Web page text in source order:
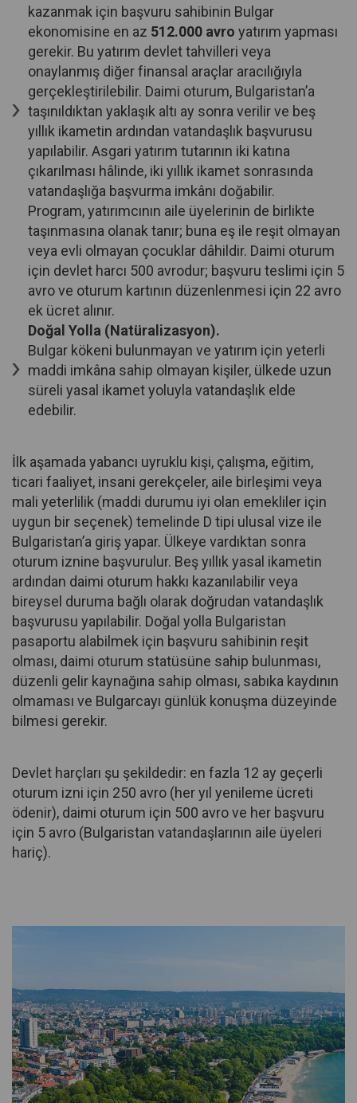
kazanmak için başvuru sahibinin Bulgar
ekonomisine en az 512.000 avro yatırım yapması
gerekir. Bu yatırım devlet tahvilleri veya
onaylanmış diğer finansal araçlar aracılığıyla
gerçekleştirilebilir. Daimi oturum, Bulgaristan’a
taşınıldıktan yaklaşık altı ay sonra verilir ve beş
yıllık ikametin ardından vatandaşlık başvurusu
yapılabilir. Asgari yatırım tutarının iki katına
çıkarılması hâlinde, iki yıllık ikamet sonrasında
vatandaşlığa başvurma imkânı doğabilir.
Program, yatırımcının aile üyelerinin de birlikte
taşınmasına olanak tanır; buna eş ile reşit olmayan
veya evli olmayan çocuklar dâhildir. Daimi oturum
için devlet harcı 500 avrodur; başvuru teslimi için 5
avro ve oturum kartının düzenlenmesi için 22 avro
ek ücret alınır.
Doğal Yolla (Natüralizasyon).
Bulgar kökeni bulunmayan ve yatırım için yeterli
maddi imkâna sahip olmayan kişiler, ülkede uzun
süreli yasal ikamet yoluyla vatandaşlık elde
edebilir.
İlk aşamada yabancı uyruklu kişi, çalışma, eğitim,
ticari faaliyet, insani gerekçeler, aile birleşimi veya
mali yeterlilik (maddi durumu iyi olan emekliler için
uygun bir seçenek) temelinde D tipi ulusal vize ile
Bulgaristan’a giriş yapar. Ülkeye vardıktan sonra
oturum iznine başvurulur. Beş yıllık yasal ikametin
ardından daimi oturum hakkı kazanılabilir veya
bireysel duruma bağlı olarak doğrudan vatandaşlık
başvurusu yapılabilir. Doğal yolla Bulgaristan
pasaportu alabilmek için başvuru sahibinin reşit
olması, daimi oturum statüsüne sahip bulunması,
düzenli gelir kaynağına sahip olması, sabıka kaydının
olmaması ve Bulgarcayı günlük konuşma düzeyinde
bilmesi gerekir.
Devlet harçları şu şekildedir: en fazla 12 ay geçerli
oturum izni için 250 avro (her yıl yenileme ücreti
ödenir), daimi oturum için 500 avro ve her başvuru
için 5 avro (Bulgaristan vatandaşlarının aile üyeleri
hariç).